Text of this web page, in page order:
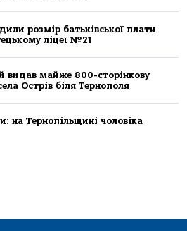
розмір батьківської плати
ліцеї №21
видав майже 800-сторінкову
Острів біля Тернополя
на Тернопільщині чоловіка